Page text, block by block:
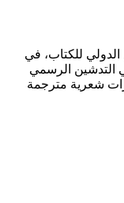
للكتاب، في
التدشين الرسمي
شعرية مترجمة